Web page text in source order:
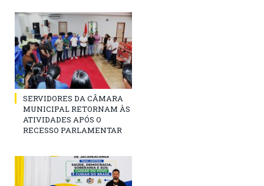
SERVIDORES DA CÂMARA
MUNICIPAL RETORNAM ÀS
ATIVIDADES APÓS O
RECESSO PARLAMENTAR